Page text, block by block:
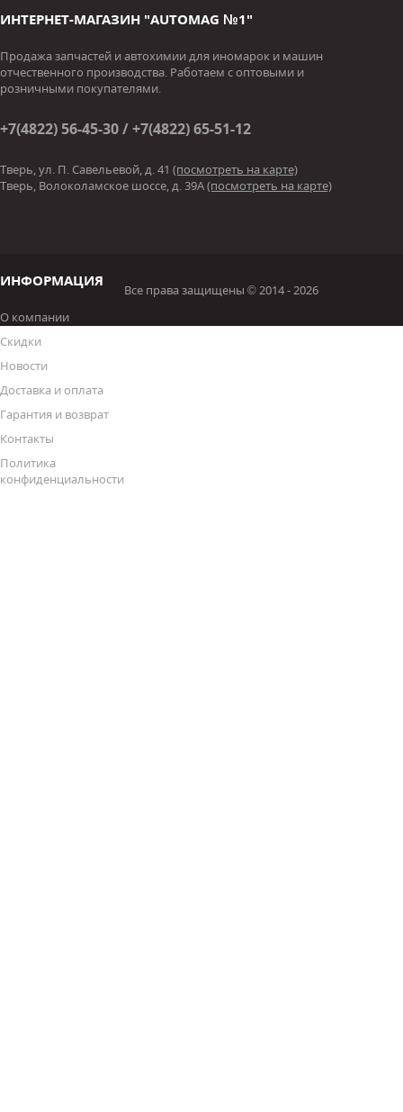
ИНТЕРНЕТ-МАГАЗИН "AUTOMAG №1"
Продажа запчастей и автохимии для иномарок и машин
отчественного производства. Работаем с оптовыми и
розничными покупателями.
+7(4822) 56-45-30 / +7(4822) 65-51-12
Тверь, ул. П. Савельевой, д. 41 (посмотреть на карте)
Тверь, Волоколамское шоссе, д. 39А(посмотреть на карте)
ИНФОРМАЦИЯ
О компании
Скидки
Новости
Доставка и оплата
Гарантия и возврат
Контакты
Политика
конфиденциальности
Все права защищены © 2014 - 2026